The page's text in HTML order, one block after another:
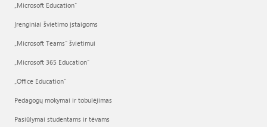
„Microsoft Education“
Įrenginiai švietimo įstaigoms
„Microsoft Teams“ švietimui
„Microsoft 365 Education“
„Office Education“
Pedagogų mokymai ir tobulėjimas
Pasiūlymai studentams ir tėvams